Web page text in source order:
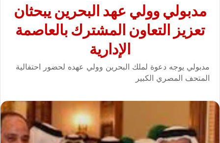
مدبولي وولي عهد البحرين يبحثان
تعزيز التعاون المشترك بالعاصمة
الإدارية
مدبولي يوجه دعوة لملك البحرين وولي عهده لحضور احتفالية
المتحف المصري الكبير